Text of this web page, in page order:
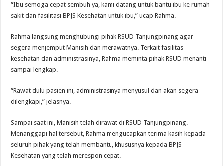
“Ibu semoga cepat sembuh ya, kami datang untuk bantu ibu ke rumah
sakit dan fasilitasi BPJS Kesehatan untuk ibu,” ucap Rahma.
Rahma langsung menghubungi pihak RSUD Tanjungpinang agar
segera menjemput Manisih dan merawatnya. Terkait fasilitas
kesehatan dan administrasinya, Rahma meminta pihak RSUD menanti
sampai lengkap.
“Rawat dulu pasien ini, administrasinya menyusul dan akan segera
dilengkapi,” jelasnya.
Sampai saat ini, Manisih telah dirawat di RSUD Tanjungpinang.
Menanggapi hal tersebut, Rahma mengucapkan terima kasih kepada
seluruh pihak yang telah membantu, khususnya kepada BPJS
Kesehatan yang telah merespon cepat.